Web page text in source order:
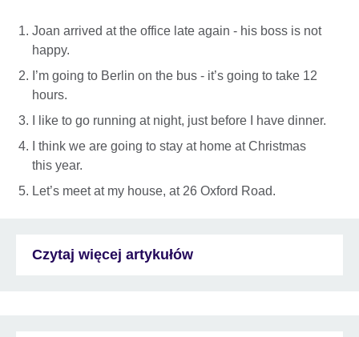
Joan arrived at the office late again - his boss is not
happy.
I’m going to Berlin on the bus - it’s going to take 12
hours.
I like to go running at night, just before I have dinner.
I think we are going to stay at home at Christmas
this year.
Let’s meet at my house, at 26 Oxford Road.
Czytaj więcej artykułów